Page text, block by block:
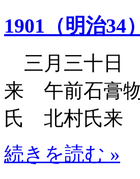
1901（明治34
三月三十日
来 午前石膏
氏 北村氏来
続きを読む »